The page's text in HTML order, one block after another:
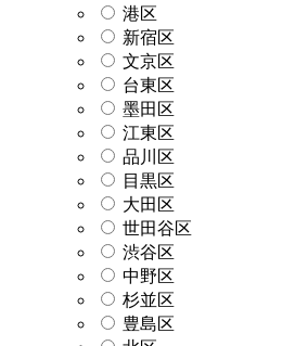
港区
新宿区
文京区
台東区
墨田区
江東区
品川区
目黒区
大田区
世田谷区
渋谷区
中野区
杉並区
豊島区